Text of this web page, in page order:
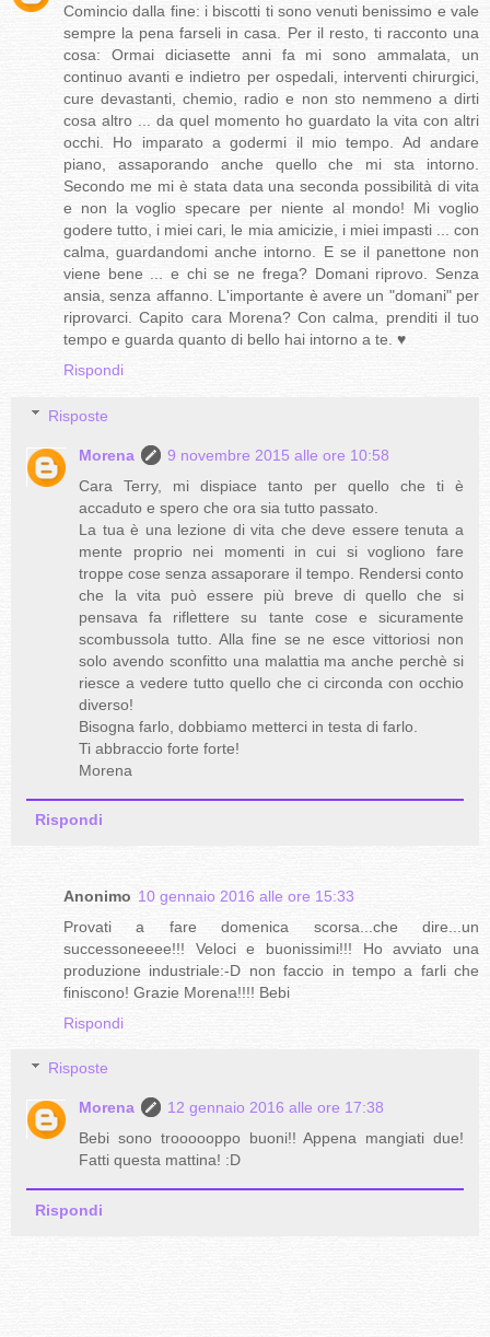
Comincio dalla fine: i biscotti ti sono venuti benissimo e vale
sempre la pena farseli in casa. Per il resto, ti racconto una
cosa: Ormai diciasette anni fa mi sono ammalata, un
continuo avanti e indietro per ospedali, interventi chirurgici,
cure devastanti, chemio, radio e non sto nemmeno a dirti
cosa altro ... da quel momento ho guardato la vita con altri
occhi. Ho imparato a godermi il mio tempo. Ad andare
piano, assaporando anche quello che mi sta intorno.
Secondo me mi è stata data una seconda possibilità di vita
e non la voglio specare per niente al mondo! Mi voglio
godere tutto, i miei cari, le mia amicizie, i miei impasti ... con
calma, guardandomi anche intorno. E se il panettone non
viene bene ... e chi se ne frega? Domani riprovo. Senza
ansia, senza affanno. L'importante è avere un "domani" per
riprovarci. Capito cara Morena? Con calma, prenditi il tuo
tempo e guarda quanto di bello hai intorno a te. ♥
Rispondi
Risposte
Morena
9 novembre 2015 alle ore 10:58
Cara Terry, mi dispiace tanto per quello che ti è
accaduto e spero che ora sia tutto passato.
La tua è una lezione di vita che deve essere tenuta a
mente proprio nei momenti in cui si vogliono fare
troppe cose senza assaporare il tempo. Rendersi conto
che la vita può essere più breve di quello che si
pensava fa riflettere su tante cose e sicuramente
scombussola tutto. Alla fine se ne esce vittoriosi non
solo avendo sconfitto una malattia ma anche perchè si
riesce a vedere tutto quello che ci circonda con occhio
diverso!
Bisogna farlo, dobbiamo metterci in testa di farlo.
Ti abbraccio forte forte!
Morena
Rispondi
Anonimo 10 gennaio 2016 alle ore 15:33
Provati a fare domenica scorsa...che dire...un
successoneeee!!! Veloci e buonissimi!!! Ho avviato una
produzione industriale:-D non faccio in tempo a farli che
finiscono! Grazie Morena!!!! Bebi
Rispondi
Risposte
Morena
12 gennaio 2016 alle ore 17:38
Bebi sono troooooppo buoni!! Appena mangiati due!
Fatti questa mattina! :D
Rispondi